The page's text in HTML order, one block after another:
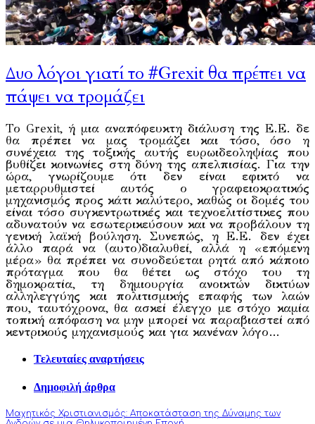
Δυο λόγοι γιατί το #Grexit θα πρέπει να
πάψει να τρομάζει
Το Grexit, ή μια αναπόφευκτη διάλυση της Ε.Ε. δε
θα πρέπει να μας τρομάζει και τόσο, όσο η
συνέχεια της τοξικής αυτής ευρωιδεοληψίας που
βυθίζει κοινωνίες στη δύνη της απελπισίας. Για την
ώρα, γνωρίζουμε ότι δεν είναι εφικτό να
μεταρρυθμιστεί αυτός ο γραφειοκρατικός
μηχανισμός προς κάτι καλύτερο, καθώς οι δομές του
είναι τόσο συγκεντρωτικές και τεχνοελιτίστικες που
αδυνατούν να εσωτερικεύσουν και να προβάλουν τη
γενική λαϊκή βούληση. Συνεπώς, η Ε.Ε. δεν έχει
άλλο παρά να (αυτο)διαλυθεί, αλλά η «επόμενη
μέρα» θα πρέπει να συνοδεύεται ρητά από κάποιο
πρόταγμα που θα θέτει ως στόχο του τη
δημοκρατία, τη δημιουργία ανοικτών δικτύων
αλληλεγγύης και πολιτισμικής επαφής των λαών
που, ταυτόχρονα, θα ασκεί έλεγχο με στόχο καμία
τοπική απόφαση να μην μπορεί να παραβιαστεί από
κεντρικούς μηχανισμούς και για κανέναν λόγο…
Τελευταίες αναρτήσεις
Δημοφιλή άρθρα
Μαχητικός Χριστιανισμός: Αποκατάσταση της Δύναμης των